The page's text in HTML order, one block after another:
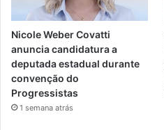
Nicole Weber Covatti
anuncia candidatura a
deputada estadual durante
convenção do
Progressistas
1 semana atrás